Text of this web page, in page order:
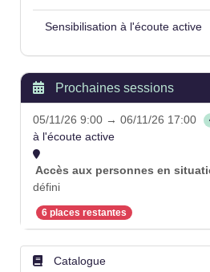
Sensibilisation à l'écoute active
Prochaines sessions
05/11/26 9:00 → 06/11/26 17:00
à l'écoute active
Accès aux personnes en
défini
6 places restantes
Catalogue